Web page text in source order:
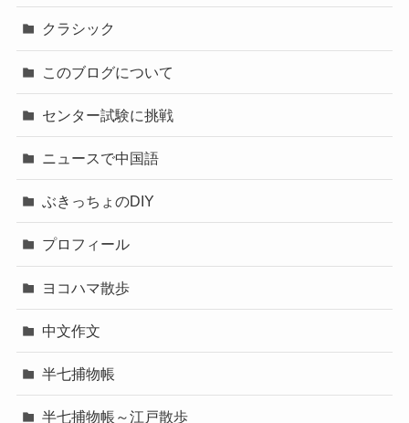
クラシック
このブログについて
センター試験に挑戦
ニュースで中国語
ぶきっちょのDIY
プロフィール
ヨコハマ散歩
中文作文
半七捕物帳
半七捕物帳～江戸散歩